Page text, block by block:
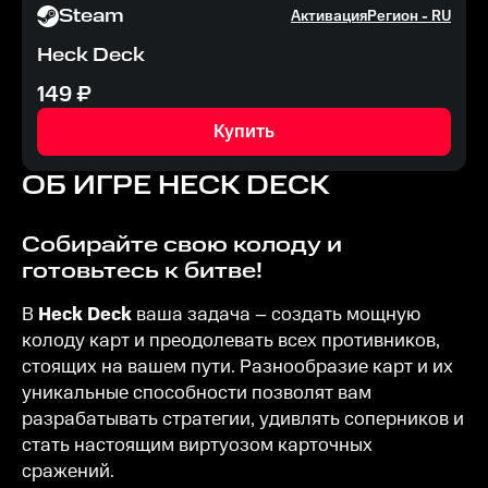
Steam АктивацияРегион -RU
Heck Deck
149₽
Купить
ОБ ИГРЕ HECK DECK
Собирайте свою колоду и
готовьтесь к битве!
В Heck Deck ваша задача – создать мощную
колоду карт и преодолевать всех противников,
стоящих на вашем пути. Разнообразие карт и их
уникальные способности позволят вам
разрабатывать стратегии, удивлять соперников и
стать настоящим виртуозом карточных
сражений.